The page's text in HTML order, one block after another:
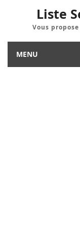
Liste
Vous
MENU